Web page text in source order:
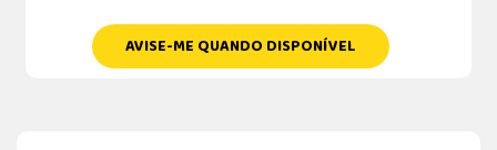
AVISE-ME QUANDO DISPONÍVEL